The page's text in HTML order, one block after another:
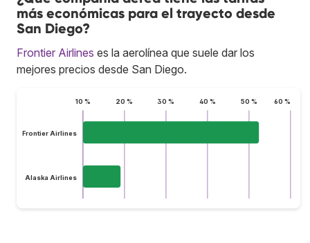
más económicas para el trayecto desde
San Diego?
Frontier Airlines es la aerolínea que suele dar los
mejores precios desde San Diego.
10 % 20 % 30 % 40 % 50 % 60 %
Frontier Airlines
Alaska Airlines